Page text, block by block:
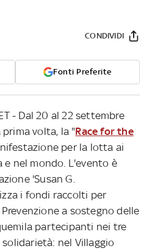
Fonti Preferite
CONDIVIDI
- Dal 20 al 22 settembre
volta, la "Race for the
per la lotta ai
nel mondo. L'evento è
'Susan G.
i fondi raccolti per
a sostegno delle
partecipanti nei tre
nel Villaggio